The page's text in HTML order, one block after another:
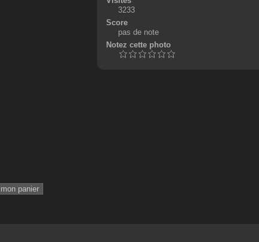
3233
Score
pas de note
Notez cette photo